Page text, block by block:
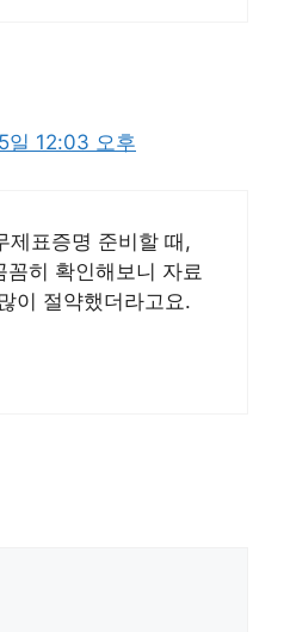
12:03 오후
제표증명 준비할 때,
히 확인해보니 자료
이 절약했더라고요.